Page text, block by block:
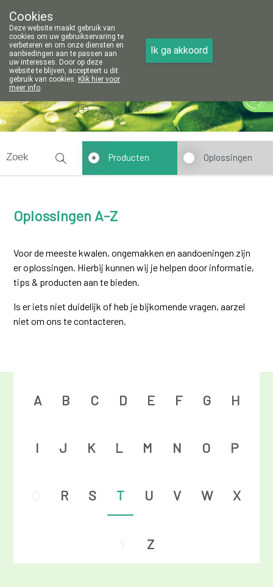
016/81 14 80
Vandaag
Oplossingen A-Z
Producten Oplossingen
Voor de meeste kwalen, ongemakken en aandoeningen zijn
er oplossingen. Hierbij kunnen wij je helpen door informatie,
tips & producten aan te bieden.
Is er iets niet duidelijk of heb je bijkomende vragen, aarzel
niet om ons te contacteren.
A B C D E F G H
I J K L M N O P
R S T U V W X
Z
Cookies
Deze website maakt gebruik van
cookies om uw gebruikservaring te
verbeteren en om onze diensten en
aanbiedingen aan te passen aan
uw interesses. Door op deze
website te blijven, accepteert u dit
gebruik van cookies. Klik hier voor
meer info.
Ik ga akkoord